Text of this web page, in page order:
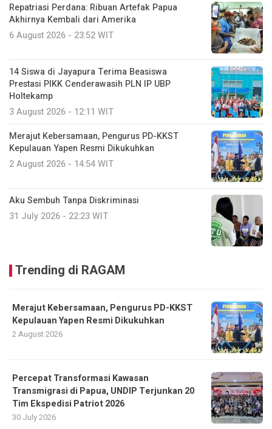
Repatriasi Perdana: Ribuan Artefak Papua
Akhirnya Kembali dari Amerika
6 August 2026 - 23:52 WIT
14 Siswa di Jayapura Terima Beasiswa
Prestasi PIKK Cenderawasih PLN IP UBP
Holtekamp
3 August 2026 - 12:11 WIT
Merajut Kebersamaan, Pengurus PD-KKST
Kepulauan Yapen Resmi Dikukuhkan
2 August 2026 - 14:54 WIT
Aku Sembuh Tanpa Diskriminasi
31 July 2026 - 22:23 WIT
Trending di RAGAM
Merajut Kebersamaan, Pengurus PD-KKST
Kepulauan Yapen Resmi Dikukuhkan
2 August 2026
Percepat Transformasi Kawasan
Transmigrasi di Papua, UNDIP Terjunkan 20
Tim Ekspedisi Patriot 2026
30 July 2026